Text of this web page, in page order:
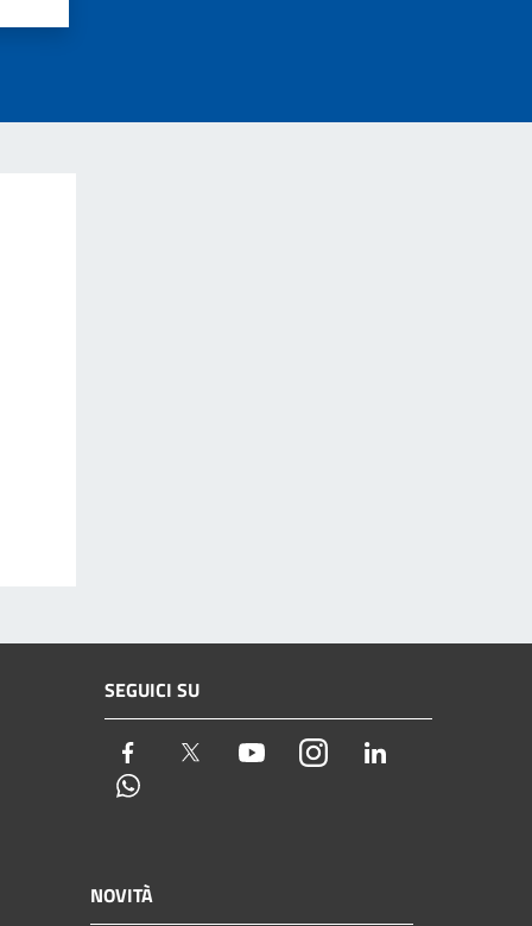
SEGUICI SU
Facebook Twitter YoutubeInstagram
NOVITÀ